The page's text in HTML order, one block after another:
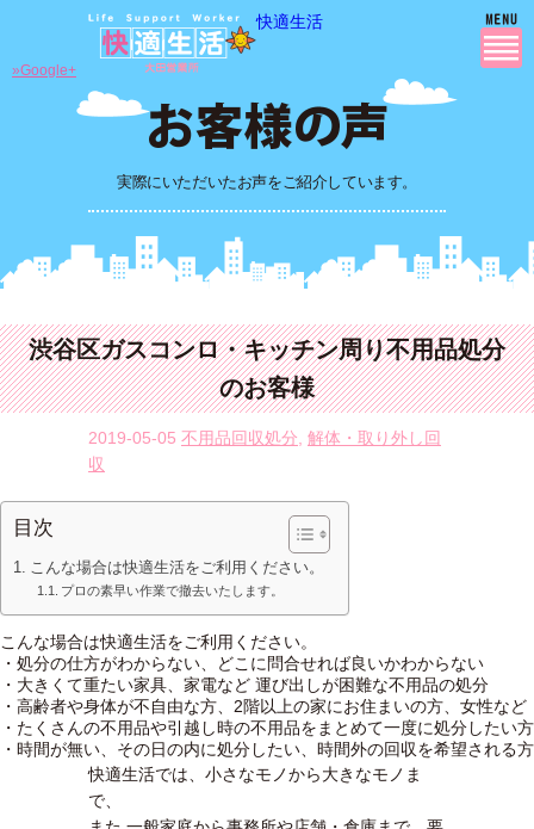
快適生活
実際にいただいたお声をご紹介しています。
»Google+
渋谷区ガスコンロ・キッチン周り不用品処分
のお客様
2019-05-05 不用品回収処分 解体・取り外し回
収
目次
こんな場合は快適生活をご利用ください。
プロの素早い作業で撤去いたします。
こんな場合は快適生活をご利用ください。
・処分の仕方がわからない、どこに問合せれば良いかわからない
・大きくて重たい家具、家電など 運び出しが困難な不用品の処分
・高齢者や身体が不自由な方、2階以上の家にお住まいの方、女性など
・たくさんの不用品や引越し時の不用品をまとめて一度に処分したい方
・時間が無い、その日の内に処分したい、時間外の回収を希望される方
快適生活では、小さなモノから大きなモノま
で、